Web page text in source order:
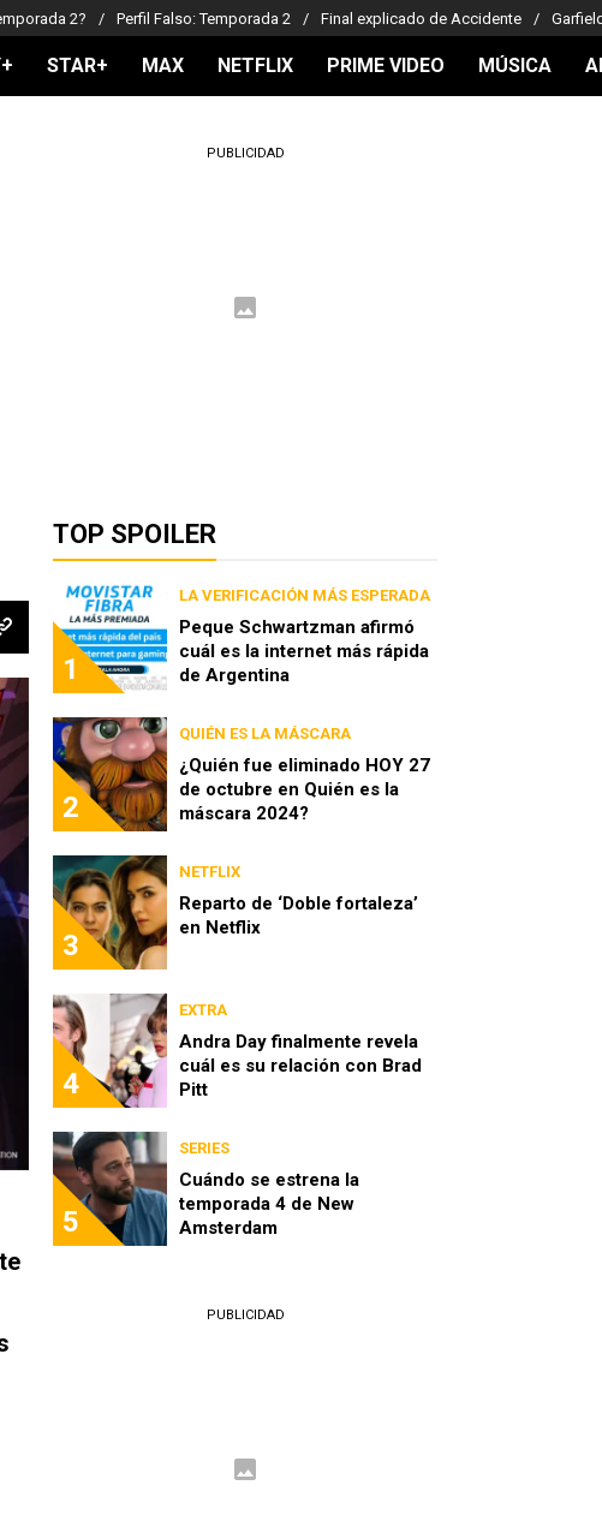
2? Perfil Falso: Temporada 2 Final explicado de Accidente
STAR+ MAX NETFLIX PRIME VIDEO MÚSICA
PUBLICIDAD
TOP SPOILER
1
LA VERIFICACIÓN MÁS ESPERADA
Peque Schwartzman afirmó
cuál es la internet más rápida
de Argentina
2
QUIÉN ES LA MÁSCARA
¿Quién fue eliminado HOY 27
de octubre en Quién es la
máscara 2024?
3
NETFLIX
Reparto de ‘Doble fortaleza’
en Netflix
4
EXTRA
Andra Day finalmente revela
cuál es su relación con Brad
Pitt
5
SERIES
Cuándo se estrena la
temporada 4 de New
Amsterdam
PUBLICIDAD